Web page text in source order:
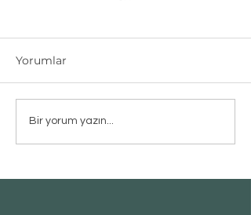
ANKARA MEVKİ
HASTANESİ
Yorumlar
Bir yorum yazın...